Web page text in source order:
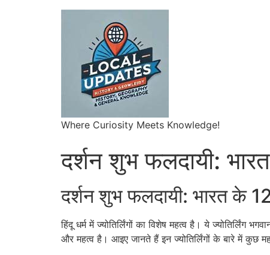
Where Curiosity Meets Knowledge!
दर्शन शुभ फलदायी: भारत
दर्शन शुभ फलदायी: भारत के
हिंदू धर्म में ज्योतिर्लिंगों का विशेष महत्व है। ये
और महत्व है। आइए जानते हैं इन ज्योतिर्लिंगों के बारे में कुछ